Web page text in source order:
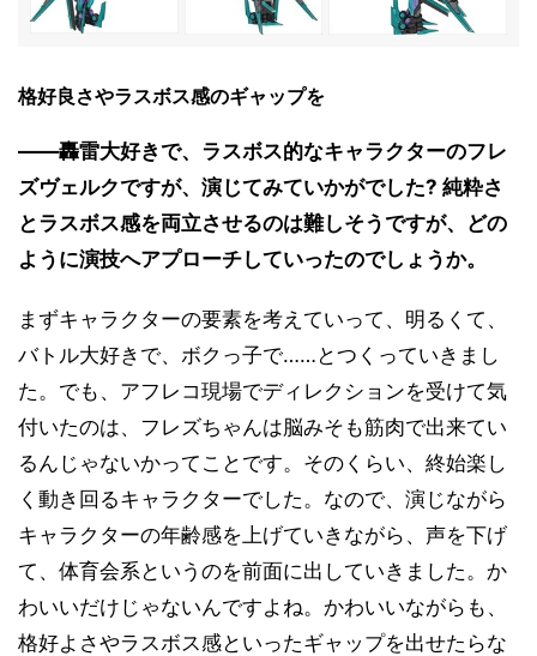
格好良さやラスボス感のギャップを
――轟雷大好きで、ラスボス的なキャラクターのフレ
ズヴェルクですが、演じてみていかがでした? 純粋さ
とラスボス感を両立させるのは難しそうですが、どの
ように演技へアプローチしていったのでしょうか。
まずキャラクターの要素を考えていって、明るくて、
バトル大好きで、ボクっ子で……とつくっていきまし
た。でも、アフレコ現場でディレクションを受けて気
付いたのは、フレズちゃんは脳みそも筋肉で出来てい
るんじゃないかってことです。そのくらい、終始楽し
く動き回るキャラクターでした。なので、演じながら
キャラクターの年齢感を上げていきながら、声を下げ
て、体育会系というのを前面に出していきました。か
わいいだけじゃないんですよね。かわいいながらも、
格好よさやラスボス感といったギャップを出せたらな